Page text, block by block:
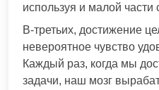
используя и малой части
В-третьих, достижение
невероятное чувство
Каждый раз, когда мы
задачи, наш мозг